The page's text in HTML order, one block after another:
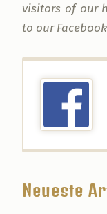
visitors of our
to our
Neueste